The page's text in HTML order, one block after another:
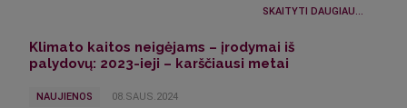
SKAITYTI DAUGIAU...
Klimato kaitos neigėjams – įrodymai iš
palydovų: 2023-ieji – karščiausi metai
NAUJIENOS 08.SAUS.2024